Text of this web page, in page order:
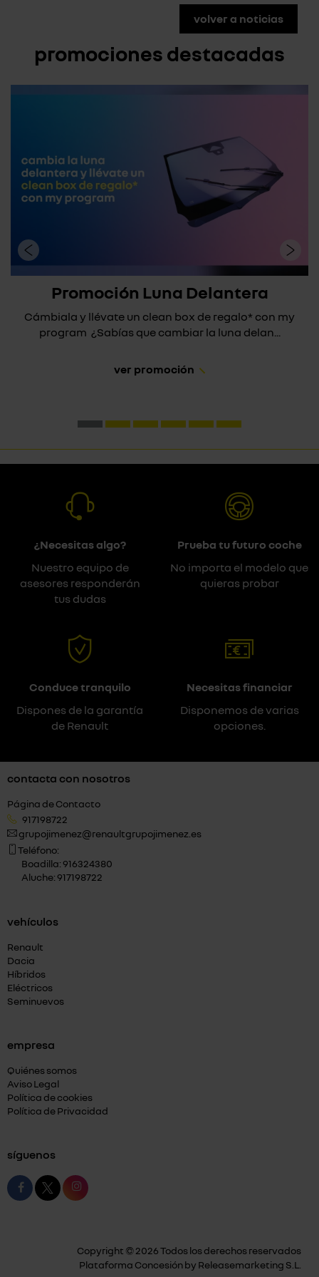
volver a noticias
promociones destacadas
Promoción Luna Delantera
Cámbiala y llévate un clean box de regalo* con my
program ¿Sabías que cambiar la luna delan...
ver promoción
¿Necesitas algo?
Nuestro equipo de
asesores responderán
tus dudas
Prueba tu futuro coche
No importa el modelo que
quieras probar
Conduce tranquilo
Dispones de la garantía
de Renault
Necesitas financiar
Disponemos de varias
opciones.
contacta con nosotros
Página de Contacto
917198722
grupojimenez@renaultgrupojimenez.es
Teléfono:
Boadilla: 916324380
Aluche: 917198722
vehículos
Renault
Dacia
Híbridos
Eléctricos
Seminuevos
empresa
Quiénes somos
Aviso Legal
Política de cookies
Política de Privacidad
síguenos
Copyright © 2026 Todos los derechos reservados
Plataforma Concesión by Releasemarketing S.L.